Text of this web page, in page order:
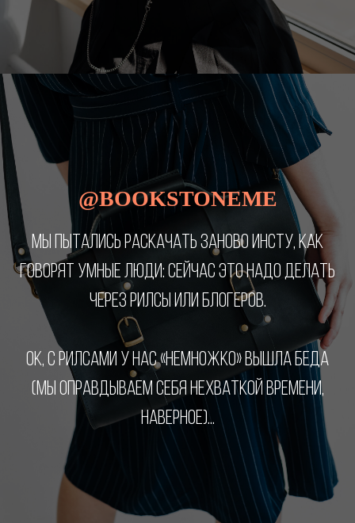
@BOOKSTONEME
МЫ ПЫТАЛИСЬ РАСКАЧАТЬ ЗАНОВО ИНСТУ, КАК
ГОВОРЯТ УМНЫЕ ЛЮДИ: СЕЙЧАС ЭТО НАДО ДЕЛАТЬ
ЧЕРЕЗ РИЛСЫ ИЛИ БЛОГЕРОВ.
ОК, С РИЛСАМИ У НАС «НЕМНОЖКО» ВЫШЛА БЕДА
(МЫ ОПРАВДЫВАЕМ СЕБЯ НЕХВАТКОЙ ВРЕМЕНИ,
НАВЕРНОЕ)...